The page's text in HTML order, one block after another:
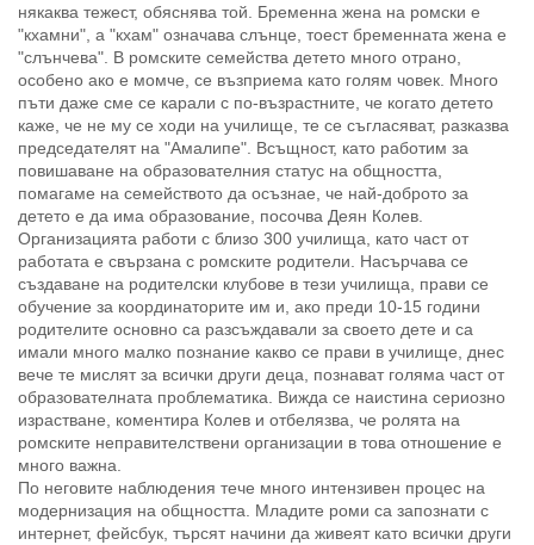
някаква тежест, обяснява той. Бременна жена на ромски е
"кхамни", а "кхам" означава слънце, тоест бременната жена е
"слънчева". В ромските семейства детето много отрано,
особено ако е момче, се възприема като голям човек. Много
пъти даже сме се карали с по-възрастните, че когато детето
каже, че не му се ходи на училище, те се съгласяват, разказва
председателят на "Амалипе". Всъщност, като работим за
повишаване на образователния статус на общността,
помагаме на семейството да осъзнае, че най-доброто за
детето е да има образование, посочва Деян Колев.
Организацията работи с близо 300 училища, като част от
работата е свързана с ромските родители. Насърчава се
създаване на родителски клубове в тези училища, прави се
обучение за координаторите им и, ако преди 10-15 години
родителите основно са разсъждавали за своето дете и са
имали много малко познание какво се прави в училище, днес
вече те мислят за всички други деца, познават голяма част от
образователната проблематика. Вижда се наистина сериозно
израстване, коментира Колев и отбелязва, че ролята на
ромските неправителствени организации в това отношение е
много важна.
По неговите наблюдения тече много интензивен процес на
модернизация на общността. Младите роми са запознати с
интернет, фейсбук, търсят начини да живеят като всички други